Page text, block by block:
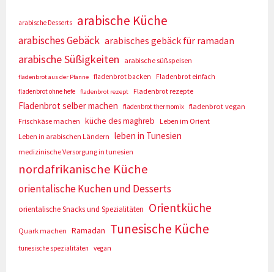
arabische Desserts arabische Küche
arabisches Gebäck arabisches gebäck für ramadan
arabische Süßigkeiten arabische süßspeisen
fladenbrot aus der Pfanne fladenbrot backen
Fladenbrot einfach
fladenbrot ohne hefe
fladenbrot rezept Fladenbrot rezepte
Fladenbrot selber machen fladenbrot thermomix fladenbrot vegan
Frischkäse machen
küche des maghreb
Leben im Orient
Leben in arabischen Ländern
leben in Tunesien
medizinische Versorgung in tunesien
nordafrikanische Küche
orientalische Kuchen und Desserts
orientalische Snacks und Spezialitäten Orientküche
Quark machen Ramadan Tunesische Küche
tunesische spezialitäten vegan